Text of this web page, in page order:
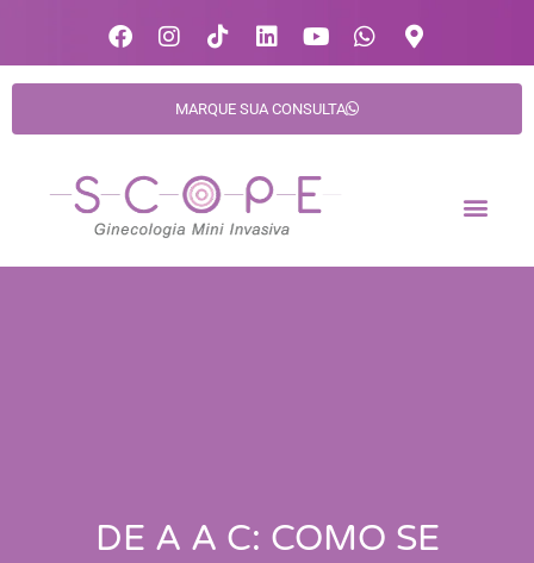
MARQUE SUA CONSULTA
DE A A C: COMO SE